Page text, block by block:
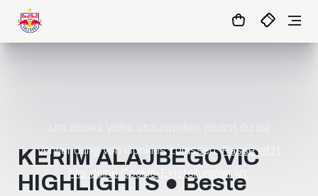
45+ 10’ MATCHCENTER
Verwendung von Cookies zulassen.Passe jetzt
hier deine Cookie-Einstellungen an.
KERIM ALAJBEGOVIC
HIGHLIGHTS ● Beste